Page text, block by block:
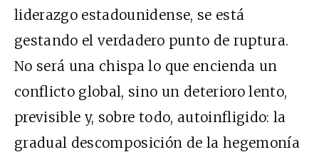
liderazgo estadounidense, se está
gestando el verdadero punto de ruptura.
No será una chispa lo que encienda un
conflicto global, sino un deterioro lento,
previsible y, sobre todo, autoinfligido: la
gradual descomposición de la hegemonía